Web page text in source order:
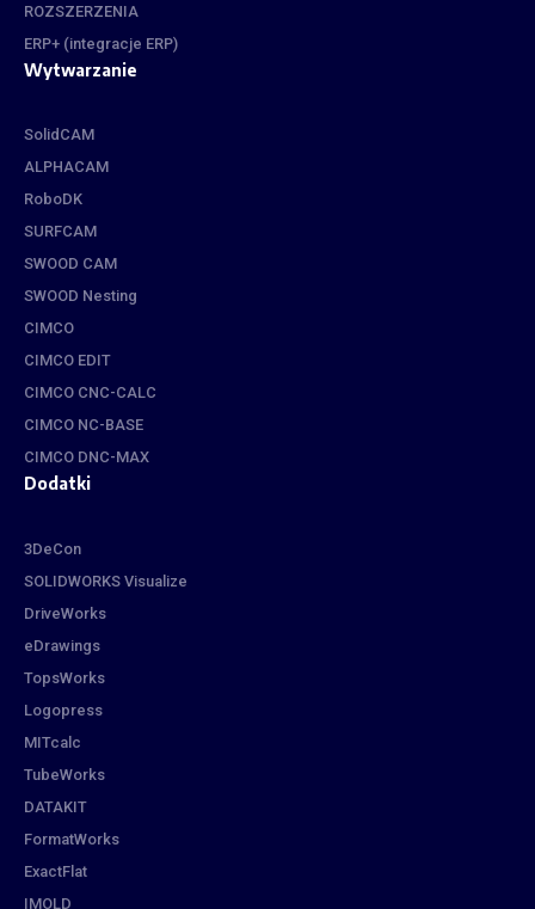
ROZSZERZENIA
ERP+ (integracje ERP)
Wytwarzanie
SolidCAM
ALPHACAM
RoboDK
SURFCAM
SWOOD CAM
SWOOD Nesting
CIMCO
CIMCO EDIT
CIMCO CNC-CALC
CIMCO NC-BASE
CIMCO DNC-MAX
Dodatki
3DeCon
SOLIDWORKS Visualize
DriveWorks
eDrawings
TopsWorks
Logopress
MITcalc
TubeWorks
DATAKIT
FormatWorks
ExactFlat
IMOLD